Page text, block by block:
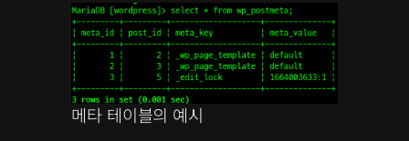
메타 테이블의 예시